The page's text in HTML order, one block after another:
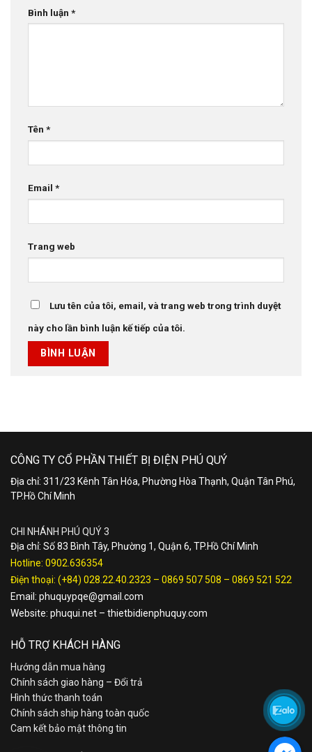
Bình luận *
Tên *
Email *
Trang web
Lưu tên của tôi, email, và trang web trong trình duyệt
này cho lần bình luận kế tiếp của tôi.
CÔNG TY CỔ PHẦN THIẾT BỊ ĐIỆN PHÚ QUÝ
Địa chỉ: 311/23 Kênh Tân Hóa, Phường Hòa Thạnh, Quận Tân Phú,
TP.Hồ Chí Minh
CHI NHÁNH PHÚ QUÝ 3
Địa chỉ: Số 83 Bình Tây, Phường 1, Quận 6, TP.Hồ Chí Minh
Hotline: 0902.636354
Điện thoại: (+84) 028.22.40.2323 – 0869 507 508 – 0869 521 522
Email: phuquypqe@gmail.com
Website: phuqui.net – thietbidienphuquy.com
HỖ TRỢ KHÁCH HÀNG
Hướng dẫn mua hàng
Chính sách giao hàng – Đổi trả
Hình thức thanh toán
Chính sách ship hàng toàn quốc
Cam kết bảo mật thông tin